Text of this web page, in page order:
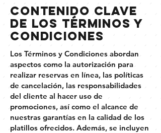
Contenido clave
de los Términos y
Condiciones
Los Términos y Condiciones abordan
aspectos como la autorización para
realizar reservas en línea, las políticas
de cancelación, las responsabilidades
del cliente al hacer uso de
promociones, así como el alcance de
nuestras garantías en la calidad de los
platillos ofrecidos. Además, se incluyen